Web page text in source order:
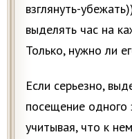
взглянуть-
выделять час на
Только, нужно ли
Если серьезно,
посещение одного
учитывая, что к